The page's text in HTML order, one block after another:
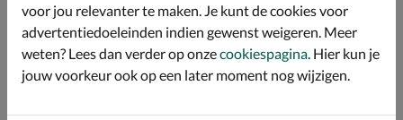
Bekijk meer
Heren Kleding Truien en vesten
voor jou relevanter te maken. Je kunt de cookies voor
advertentiedoeleinden indien gewenst weigeren. Meer
weten? Lees dan verder op onzecookiespagina . Hier kun je
jouw voorkeur ook op een later moment nog wijzigen.